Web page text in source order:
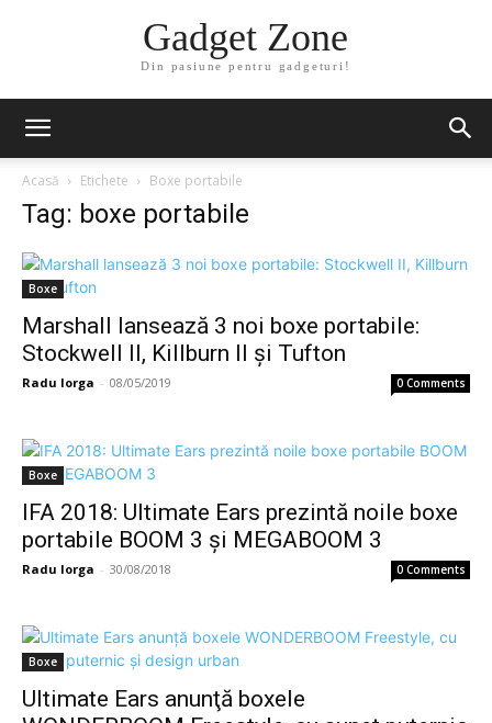
Gadget Zone
Din pasiune pentru gadgeturi!
Acasă Etichete Boxe portabile
Tag: boxe portabile
Boxe
Marshall lansează 3 noi boxe portabile:
Stockwell II, Killburn II şi Tufton
Radu Iorga - 08/05/2019 0 Comments
Boxe
IFA 2018: Ultimate Ears prezintă noile boxe
portabile BOOM 3 şi MEGABOOM 3
Radu Iorga - 30/08/2018 0 Comments
Boxe
Ultimate Ears anunţă boxele